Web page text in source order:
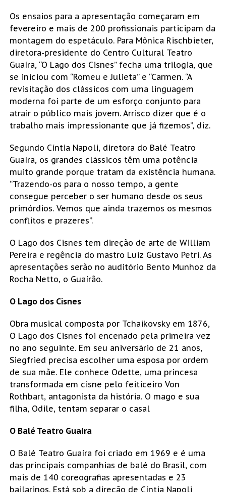
Os ensaios para a apresentação começaram em
fevereiro e mais de 200 profissionais participam da
montagem do espetáculo. Para Mônica Rischbieter,
diretora-presidente do Centro Cultural Teatro
Guaíra, “O Lago dos Cisnes” fecha uma trilogia, que
se iniciou com “Romeu e Julieta” e “Carmen. “A
revisitação dos clássicos com uma linguagem
moderna foi parte de um esforço conjunto para
atrair o público mais jovem. Arrisco dizer que é o
trabalho mais impressionante que já fizemos”, diz.
Segundo Cíntia Napoli, diretora do Balé Teatro
Guaíra, os grandes clássicos têm uma potência
muito grande porque tratam da existência humana.
“Trazendo-os para o nosso tempo, a gente
consegue perceber o ser humano desde os seus
primórdios. Vemos que ainda trazemos os mesmos
conflitos e prazeres”.
O Lago dos Cisnes tem direção de arte de William
Pereira e regência do mastro Luiz Gustavo Petri. As
apresentações serão no auditório Bento Munhoz da
Rocha Netto, o Guaírão.
O Lago dos Cisnes
Obra musical composta por Tchaikovsky em 1876,
O Lago dos Cisnes foi encenado pela primeira vez
no ano seguinte. Em seu aniversário de 21 anos,
Siegfried precisa escolher uma esposa por ordem
de sua mãe. Ele conhece Odette, uma princesa
transformada em cisne pelo feiticeiro Von
Rothbart, antagonista da história. O mago e sua
filha, Odile, tentam separar o casal
O Balé Teatro Guaíra
O Balé Teatro Guaíra foi criado em 1969 e é uma
das principais companhias de balé do Brasil, com
mais de 140 coreografias apresentadas e 23
bailarinos. Está sob a direção de Cíntia Napoli